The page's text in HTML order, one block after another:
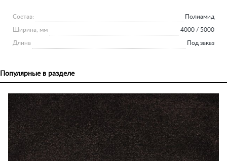
Состав: Полиамид
Ширина, мм 4000 / 5000
Длина Под заказ
Популярные в разделе